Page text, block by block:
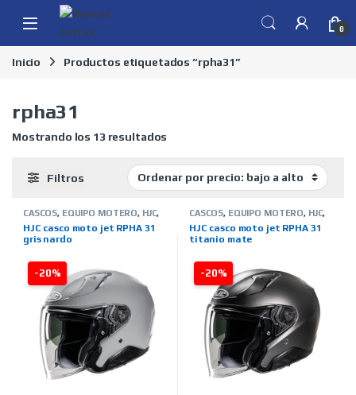
Skip to navigation
Skip to content
0
Inicio Productos etiquetados “rpha31”
rpha31
Mostrando los 13 resultados
Filtros
-20%
CASCOS, EQUIPO MOTERO, HJC,
HJC casco moto jet RPHA 31
gris nardo
-20%
CASCOS, EQUIPO MOTERO, HJC,
HJC casco moto jet RPHA 31
titanio mate